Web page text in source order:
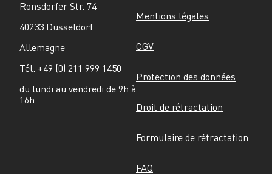
Ronsdorfer Str. 74
40233 Düsseldorf
Allemagne
Tél. +49 (0) 211 999 1450
du lundi au vendredi de 9h à
16h
Mentions légales
CGV
Protection des données
Droit de rétractation
Formulaire de rétractation
FAQ